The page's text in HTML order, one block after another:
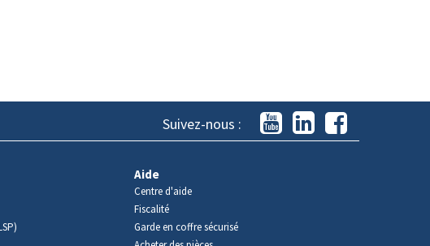
Suivez-nous :
Aide
Centre d'aide
Fiscalité
Garde en coffre sécurisé